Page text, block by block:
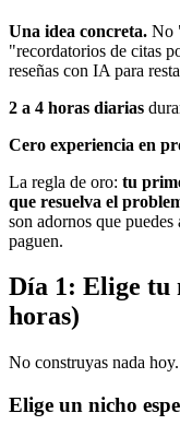
Una idea concreta. No
"recordatorios de citas
reseñas con IA para
2 a 4 horas diarias
Cero experiencia en
La regla de oro: tu
que resuelva el
son adornos que
paguen.
Día 1: Elige tu
horas)
No construyas nada
Elige un nicho